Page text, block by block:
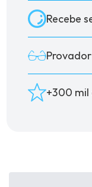
Recebe
+300 mil